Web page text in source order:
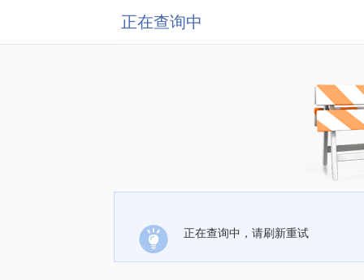
正在查询中
正在查询中，请刷新重试